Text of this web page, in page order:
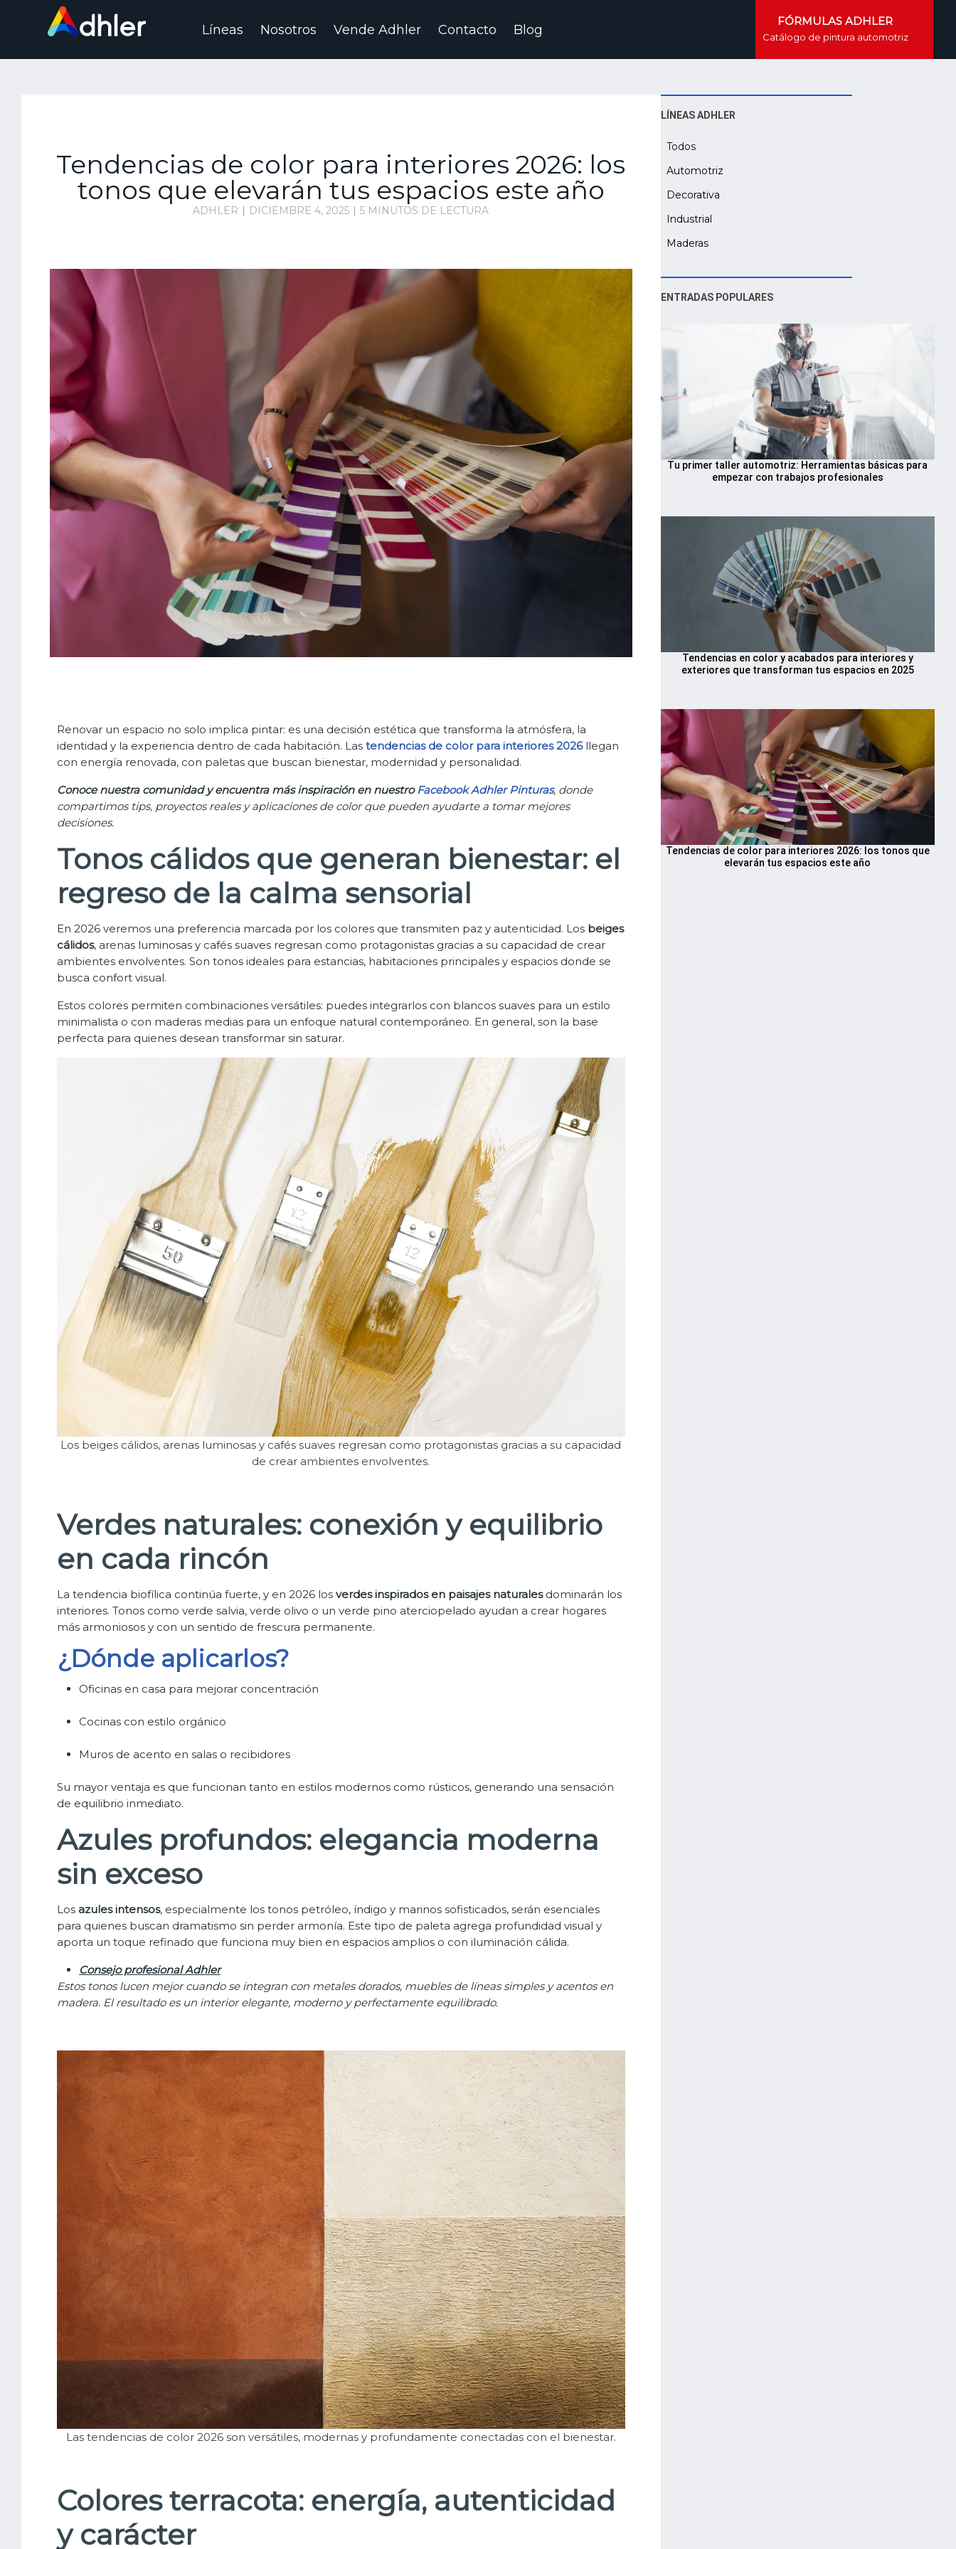
al
Líneas Nosotros Vende Adhler Contacto Blog
FÓRMULAS ADHLER
Catálogo de pintura automotriz
Tendencias de color para interiores 2026: los
tonos que elevarán tus espacios este año
ADHLER DICIEMBRE 4, 2025 5 MINUTOS DE LECTURA
Renovar un espacio no solo implica pintar: es una decisión estética que transforma la atmósfera, la
identidad y la experiencia dentro de cada habitación. Las tendencias de color para interiores 2026llegan
con energía renovada, con paletas que buscan bienestar, modernidad y personalidad.
Conoce nuestra comunidad y encuentra más inspiración en nuestroFacebook Adhler Pinturas, donde
compartimos tips, proyectos reales y aplicaciones de color que pueden ayudarte a tomar mejores
decisiones.
Tonos cálidos que generan bienestar: el
regreso de la calma sensorial
En 2026 veremos una preferencia marcada por los colores que transmiten paz y autenticidad. Los beiges
cálidos, arenas luminosas y cafés suaves regresan como protagonistas gracias a su capacidad de crear
ambientes envolventes. Son tonos ideales para estancias, habitaciones principales y espacios donde se
busca confort visual.
Estos colores permiten combinaciones versátiles: puedes integrarlos con blancos suaves para un estilo
minimalista o con maderas medias para un enfoque natural contemporáneo. En general, son la base
perfecta para quienes desean transformar sin saturar.
Los beiges cálidos, arenas luminosas y cafés suaves regresan como protagonistas gracias a su capacidad
de crear ambientes envolventes.
Verdes naturales: conexión y equilibrio
en cada rincón
La tendencia biofílica continúa fuerte, y en 2026 los verdes inspirados en paisajes naturalesdominarán los
interiores. Tonos como verde salvia, verde olivo o un verde pino aterciopelado ayudan a crear hogares
más armoniosos y con un sentido de frescura permanente.
¿Dónde aplicarlos?
Oficinas en casa para mejorar concentración
Cocinas con estilo orgánico
Muros de acento en salas o recibidores
Su mayor ventaja es que funcionan tanto en estilos modernos como rústicos, generando una sensación
de equilibrio inmediato.
Azules profundos: elegancia moderna
sin exceso
Los azules intensos, especialmente los tonos petróleo, índigo y marinos sofisticados, serán esenciales
para quienes buscan dramatismo sin perder armonía. Este tipo de paleta agrega profundidad visual y
aporta un toque refinado que funciona muy bien en espacios amplios o con iluminación cálida.
Consejo profesional Adhler
Estos tonos lucen mejor cuando se integran con metales dorados, muebles de líneas simples y acentos en
madera. El resultado es un interior elegante, moderno y perfectamente equilibrado.
Las tendencias de color 2026 son versátiles, modernas y profundamente conectadas con el bienestar.
Colores terracota: energía, autenticidad
y carácter
LÍNEAS ADHLER
Automotriz
Decorativa
Industrial
Maderas
Todos
ENTRADAS POPULARES
Tu primer taller automotriz: Herramientas básicas para
empezar con trabajos profesionales
Tendencias en color y acabados para interiores y
exteriores que transforman tus espacios en 2025
Tendencias de color para interiores 2026: los tonos que
elevarán tus espacios este año